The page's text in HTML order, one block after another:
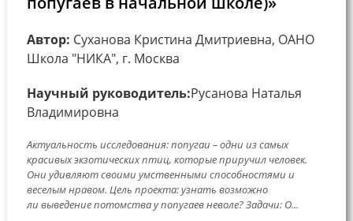
Автор: Суханова Кристина Дмитриевна, ОАНО
Школа "НИКА", г. Москва
Научный руководитель:Русанова Наталья
Владимировна
Актуальность исследования: попугаи – одни из самых
красивых экзотических птиц, которые приручил человек.
Они удивляют своими умственными способностями и
веселым нравом. Цель проекта: узнать возможно
ли выведение потомства у попугаев неволе? Задачи: О...